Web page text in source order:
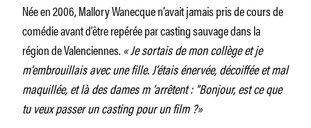
Née en 2006, Mallory Wanecque n’avait jamais pris de cours de
comédie avant d’être repérée par casting sauvage dans la
région de Valenciennes. « Je sortais de mon collège et je
m’embrouillais avec une fille. J’étais énervée, décoiffée et mal
maquillée, et là des dames m ’arrêtent : “Bonjour, est ce que
tu veux passer un casting pour un film ?»